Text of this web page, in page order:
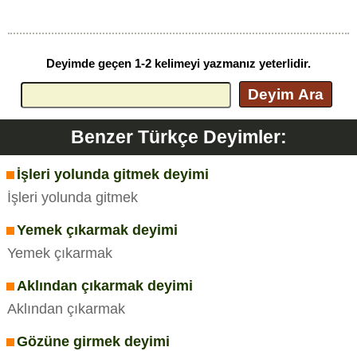
Deyimde geçen 1-2 kelimeyi yazmanız yeterlidir.
Deyim Ara
Benzer Türkçe Deyimler:
İşleri yolunda gitmek deyimi
İşleri yolunda gitmek
Yemek çıkarmak deyimi
Yemek çıkarmak
Aklından çıkarmak deyimi
Aklından çıkarmak
Gözüne girmek deyimi